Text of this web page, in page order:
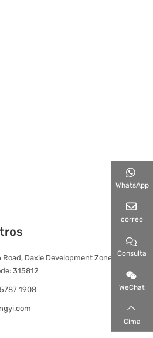
Daxie Development Zone,
315812
1908
WhatsApp
correo
Consulta
WeChat
Cima